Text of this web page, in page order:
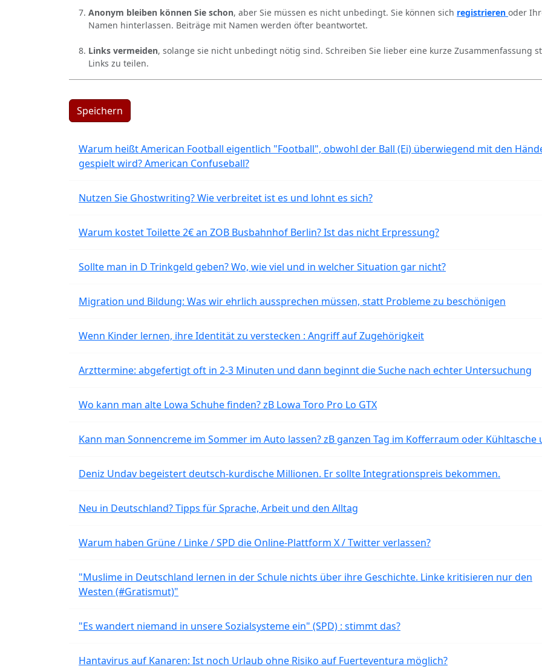
Anonym bleiben können Sie schon, aber Sie müssen es nicht unbedingt. Sie können sich registrieren oder
Namen hinterlassen. Beiträge mit Namen werden öfter beantwortet.
Links vermeiden, solange sie nicht unbedingt nötig sind. Schreiben Sie lieber eine kurze Zusammenfassung
Links zu teilen.
Speichern
Warum heißt American Football eigentlich "Football", obwohl der Ball (Ei) überwiegend mit den
gespielt wird? American Confuseball?
Nutzen Sie Ghostwriting? Wie verbreitet ist es und lohnt es sich?
Warum kostet Toilette 2€ an ZOB Busbahnhof Berlin? Ist das nicht Erpressung?
Sollte man in D Trinkgeld geben? Wo, wie viel und in welcher Situation gar nicht?
Migration und Bildung: Was wir ehrlich aussprechen müssen, statt Probleme zu beschönigen
Wenn Kinder lernen, ihre Identität zu verstecken : Angriff auf Zugehörigkeit
Arzttermine: abgefertigt oft in 2-3 Minuten und dann beginnt die Suche nach echter Untersuchung
Wo kann man alte Lowa Schuhe finden? zB Lowa Toro Pro Lo GTX
Kann man Sonnencreme im Sommer im Auto lassen? zB ganzen Tag im Kofferraum oder Kühltasche
Deniz Undav begeistert deutsch-kurdische Millionen. Er sollte Integrationspreis bekommen.
Neu in Deutschland? Tipps für Sprache, Arbeit und den Alltag
Warum haben Grüne / Linke / SPD die Online-Plattform X / Twitter verlassen?
"Muslime in Deutschland lernen in der Schule nichts über ihre Geschichte. Linke kritisieren nur den
Westen (#Gratismut)"
"Es wandert niemand in unsere Sozialsysteme ein" (SPD) : stimmt das?
Hantavirus auf Kanaren: Ist noch Urlaub ohne Risiko auf Fuerteventura möglich?